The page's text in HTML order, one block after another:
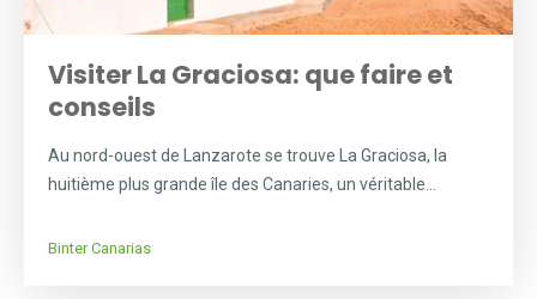
Visiter La Graciosa: que faire et
conseils
Au nord-ouest de Lanzarote se trouve La Graciosa, la
huitième plus grande île des Canaries, un véritable...
Binter Canarias